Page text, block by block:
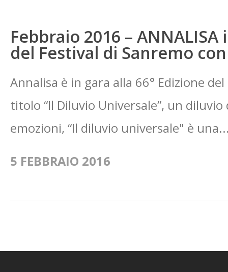
Febbraio 2016 –
del Festival di Sanremo
Annalisa è in gara alla 66° Edizione
titolo “Il Diluvio Universale”, un
emozioni, “Il diluvio universale" è
5 FEBBRAIO 2016